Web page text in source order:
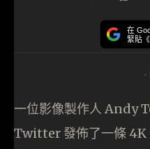
在
緊貼
-
一位影像製作人 Andy
Twitter 發佈了一條 4K